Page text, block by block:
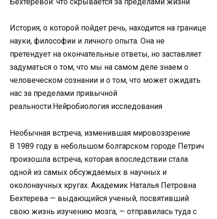
История, о которой пойдет речь, находится на границе
науки, философии и личного опыта. Она не
претендует на окончательные ответы, но заставляет
задуматься о том, что мы на самом деле знаем о
человеческом сознании и о том, что может ожидать
нас за пределами привычной
реальности.Нейробиология исследования
Необычная встреча, изменившая мировоззрение
В 1989 году в небольшом болгарском городе Петрич
произошла встреча, которая впоследствии стала
одной из самых обсуждаемых в научных и
околонаучных кругах. Академик Наталья Петровна
Бехтерева — выдающийся ученый, посвятивший
свою жизнь изучению мозга, — отправилась туда с